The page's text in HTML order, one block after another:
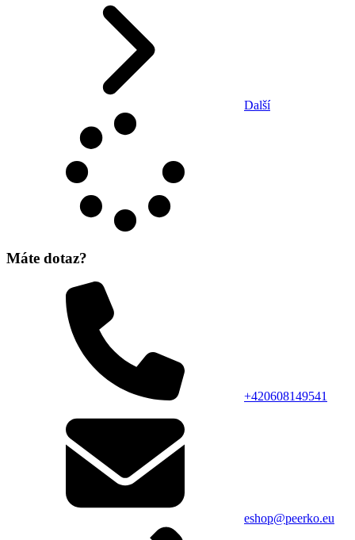
Další
Máte dotaz?
+420608149541
eshop@peerko.eu